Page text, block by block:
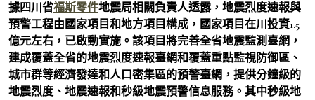
據四川省福斯零件地震局相關負責人透露，地震烈度速報與
預警工程由國家項目和地方項目構成，國家項目在川投資1.5
億元左右，已啟動實施。該項目將完善全省地震監測臺網，
建成覆蓋全省的地震烈度速報臺網和覆蓋重點監視防御區、
城市群等經濟發達和人口密集區的預警臺網，提供分鐘級的
地震烈度、地震速報和秒級地震預警信息服務。其中秒級地